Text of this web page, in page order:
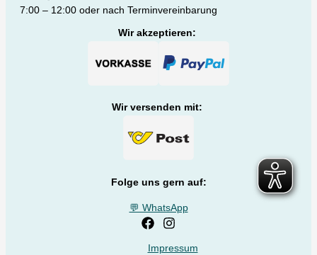
7:00 – 12:00 oder nach Terminvereinbarung
Wir akzeptieren:
Wir versenden mit:
Folge uns gern auf:
💬 WhatsApp
Impressum